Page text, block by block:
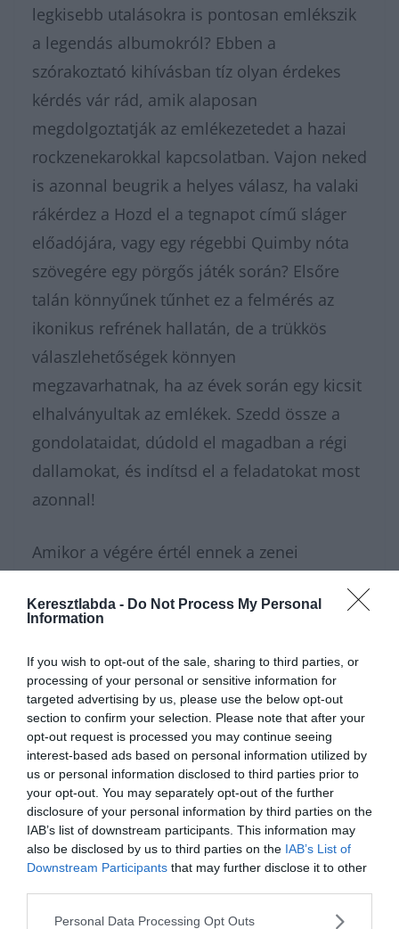
Keresztlabda - Do Not Process My Personal
Information
If you wish to opt-out of the sale, sharing to third parties, or
processing of your personal or sensitive information for
targeted advertising by us, please use the below opt-out
section to confirm your selection. Please note that after your
opt-out request is processed you may continue seeing
interest-based ads based on personal information utilized by
us or personal information disclosed to third parties prior to
your opt-out. You may separately opt-out of the further
disclosure of your personal information by third parties on the
IAB’s list of downstream participants. This information may
also be disclosed by us to third parties on the IAB’s List of
Downstream Participants that may further disclose it to other
Personal Data Processing Opt Outs
legkisebb utalásokra is pontosan emlékszik
a legendás albumokról? Ebben a
szórakoztató kihívásban tíz olyan érdekes
kérdés vár rád, amik alaposan
megdolgoztatják az emlékezetedet a hazai
rockzenekarokkal kapcsolatban. Vajon neked
is azonnal beugrik a helyes válasz, ha valaki
rákérdez a Hozd el a tegnapot című sláger
előadójára, vagy egy régebbi Quimby nóta
szövegére egy pörgős játék során? Elsőre
talán könnyűnek tűnhet ez a felmérés az
ikonikus refrének hallatán, de a trükkös
válaszlehetőségek könnyen
megzavarhatnak, ha az évek során egy kicsit
elhalványultak az emlékek. Szedd össze a
gondolataidat, dúdold el magadban a régi
dallamokat, és indítsd el a feladatokat most
azonnal!
Amikor a végére értél ennek a zenei
archívumában még rengeteg szuper kvíz vár
eredményt, csatlakozz aKvízkuckó Facebook
csoportközösségéhez, és vitasd meg a
legjobb dalokat a többiekkel! A nagy
nosztalgiázás után pedig aKeresztlabda
YouTube csatornaszórakoztató videóival
könnyedén kikapcsolódhatsz a nap
hátralévő részében.